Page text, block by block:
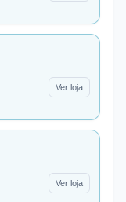
Ver loja
Ver loja